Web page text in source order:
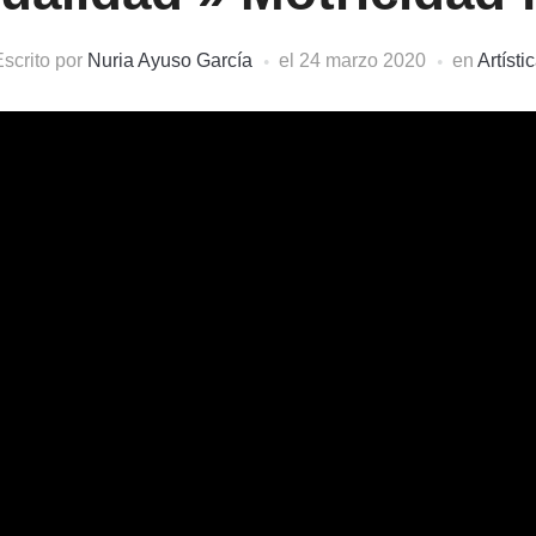
por Nuria Ayuso García el 24 marzo 2020 en